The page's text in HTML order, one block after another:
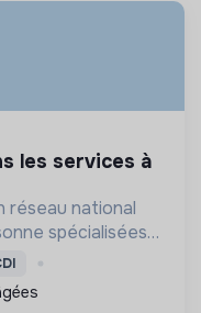
réseau national
spécialisées
âgées.